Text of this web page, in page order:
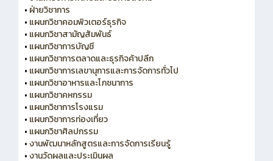
• ฝ่ายวิชาการ
• แผนกวิชาคอมพิวเตอร์ธุรกิจ
• แผนกวิชาสามัญสัมพันธ์
• แผนกวิชาการบัญชี
• แผนกวิชาการตลาดและธุรกิจค้าปลีก
• แผนกวิชาการเลขานุการและการจัดการทั่วไป
• แผนกวิชาอาหารและโภชนาการ
• แผนกวิชาคหกรรม
• แผนกวิชาการโรงแรม
• แผนกวิชาการท่องเที่ยว
• แผนกวิชาศิลปกรรม
•งานพัฒนาหลักสูตรและการจัดการเรียนรู้
•งานวัดผลและประเมินผล